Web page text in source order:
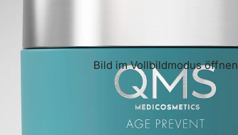
Bild im Vollbildmodus öffnen